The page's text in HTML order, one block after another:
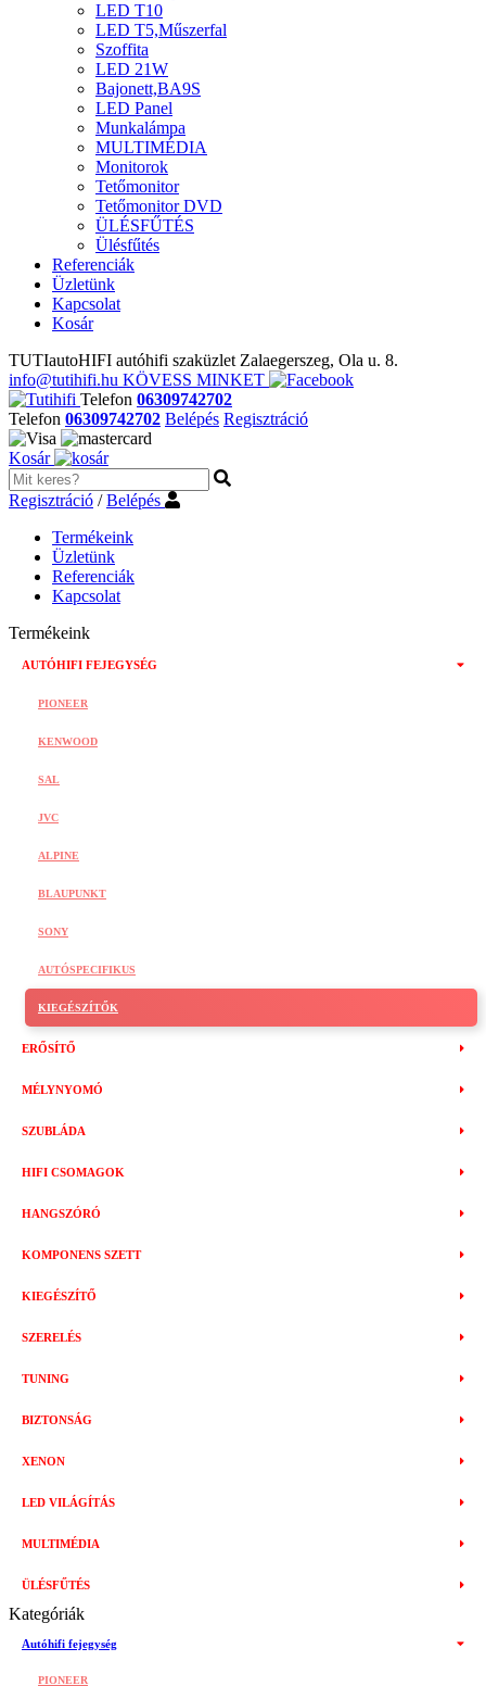
LED T10
LED T5,Műszerfal
Szoffita
LED 21W
Bajonett,BA9S
LED Panel
Munkalámpa
MULTIMÉDIA
Monitorok
Tetőmonitor
Tetőmonitor DVD
ÜLÉSFŰTÉS
Ülésfűtés
Referenciák
Üzletünk
Kapcsolat
Kosár
TUTIautoHIFI autóhifi szaküzlet Zalaegerszeg, Ola u. 8.
info@tutihifi.hu KÖVESS MINKET
Telefon 06309742702
Telefon 06309742702 Belépés Regisztráció
Kosár
Regisztráció /Belépés
Termékeink
Üzletünk
Referenciák
Kapcsolat
Termékeink
AUTÓHIFI FEJEGYSÉG
PIONEER
KENWOOD
SAL
JVC
ALPINE
BLAUPUNKT
SONY
AUTÓSPECIFIKUS
KIEGÉSZÍTŐK
ERŐSÍTŐ
MÉLYNYOMÓ
SZUBLÁDA
HIFI CSOMAGOK
HANGSZÓRÓ
KOMPONENS SZETT
KIEGÉSZÍTŐ
SZERELÉS
TUNING
BIZTONSÁG
XENON
LED VILÁGÍTÁS
MULTIMÉDIA
ÜLÉSFŰTÉS
Kategóriák
Autóhifi fejegység
PIONEER